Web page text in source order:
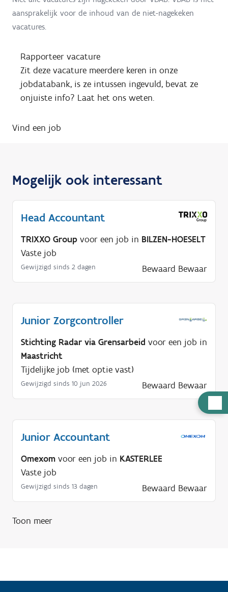
u
d
aansprakelijk voor de inhoud van de niet-nagekeken
vacatures.
Rapporteer vacature
Zit deze vacature meerdere keren in onze
jobdatabank, is ze intussen ingevuld, bevat ze
onjuiste info? Laat het ons weten.
Vind een job
Mogelijk ook interessant
Head Accountant
TRIXXO Group voor een job in BILZEN-HOESELT
Vaste job
Gewijzigd sinds 2 dagen Bewaard Bewaar
Junior Zorgcontroller
Stichting Radar via Grensarbeid voor een job in
Maastricht
Tijdelijke job (met optie vast)
Gewijzigd sinds 10 jun 2026 Bewaard Bewaar
Junior Accountant
Omexom voor een job in KASTERLEE
Vaste job
Gewijzigd sinds 13 dagen Bewaard Bewaar
Toon meer